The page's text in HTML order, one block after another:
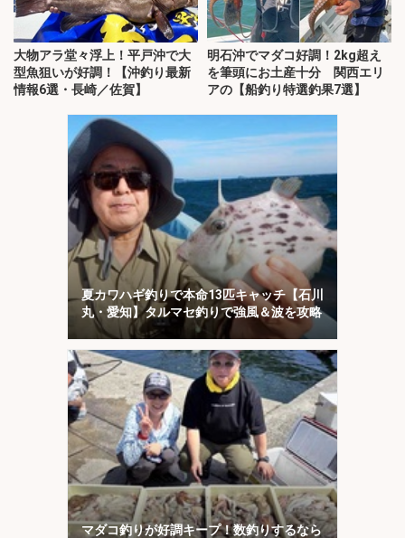
大物アラ堂々浮上！平戸沖で大
型魚狙いが好調！【沖釣り最新
情報6選・長崎／佐賀】
明石沖でマダコ好調！2kg超え
を筆頭にお土産十分 関西エリ
アの【船釣り特選釣果7選】
夏カワハギ釣りで本命13匹キャッチ【石川
丸・愛知】タルマセ釣りで強風＆波を攻略
マダコ釣りが好調キープ！数釣りするなら